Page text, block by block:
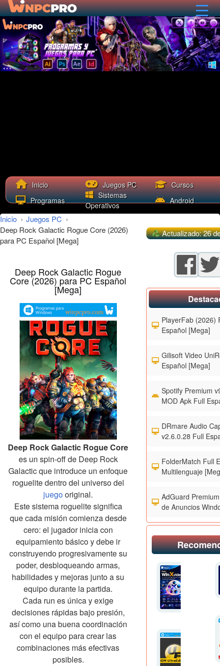
Inicio Juegos PC
Cursos
Programas
Sistemas
Operativos
Android
Inicio › Juegos PC ›
Deep Rock Galactic Rogue Core (2026)
para PC Español [Mega]
Deep Rock Galactic Rogue
Core (2026) para PC Español
[Mega]
Deep Rock Galactic Rogue Core
es un spin-off de Deep Rock
Galactic que introduce un enfoque
roguelite dentro del universo del
juegooriginal.
Este sistema roguelite significa
que cada misión comienza desde
cero: el jugador inicia con
equipamiento básico y debe ir
construyendo progresivamente su
poder, desbloqueando armas,
habilidades y mejoras junto a su
equipo durante la partida.
Cada run es única y exige
decisiones rápidas bajo presión,
así como una buena coordinación
con el equipo para crear las
combinaciones más efectivas
posibles.
Actualizado: 26
PlayerFab (2026)
Español [Mega]
Gilisoft Video
Español [Mega]
Spotify Premium
MOD Apk Full
DRmare Audio
v2.6.0.28 Full
FolderMatch Full
Multilenguaje
AdGuard
de Anuncios